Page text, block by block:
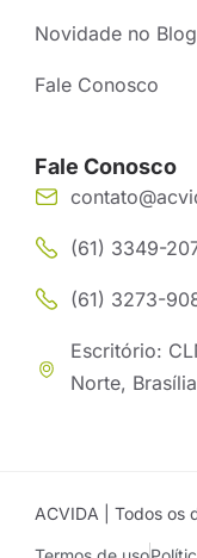
Novidade no Blog
Fale Conosco
Fale Conosco
(61) 3349-
(61) 3273-
Escritório:
Norte,
ACVIDA | Todos os